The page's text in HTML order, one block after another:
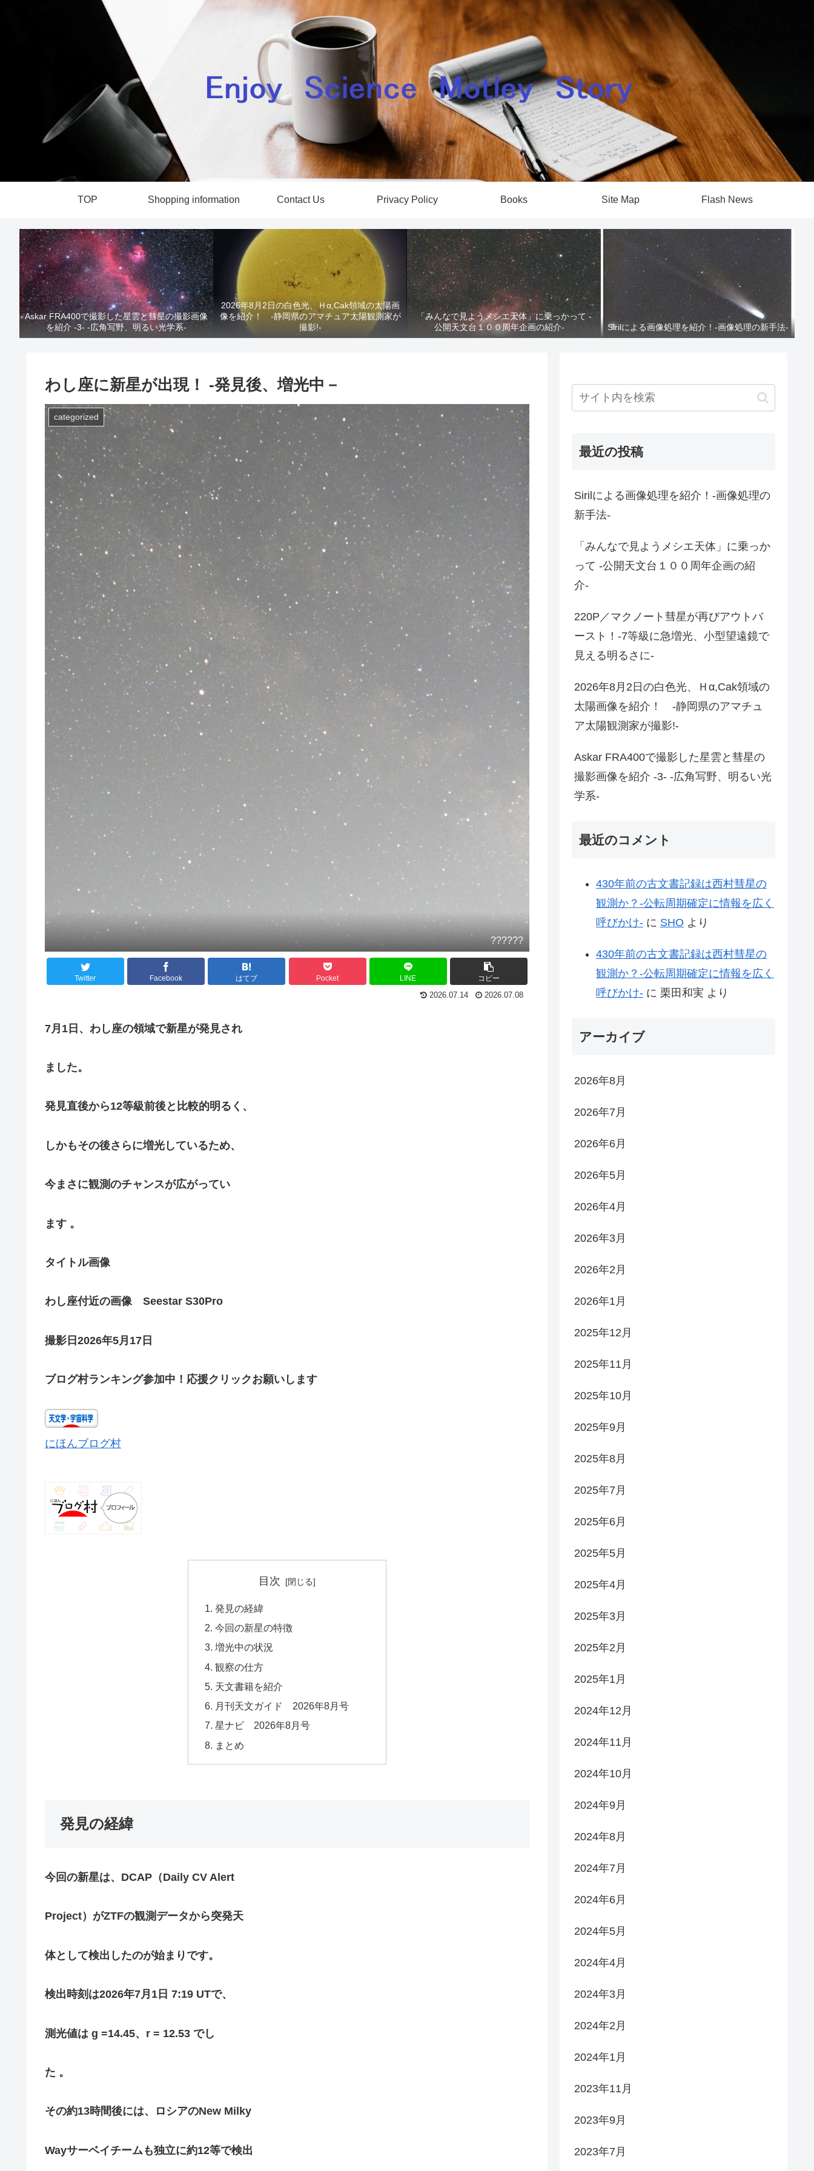
TOP Shopping information Contact Us Privacy Policy Books Site Map Flash News
Askar FRA400で撮影した星雲と彗星の撮影画像
を紹介 -3- -広角写野、明るい光学系-
2026年8月2日の白色光、Ｈα,Cak領域の太陽画
像を紹介！ -静岡県のアマチュア太陽観測家が
撮影!-
「みんなで見ようメシエ天体」に乗っかって -
公開天文台１００周年企画の紹介-
Sirilによる画像処理を紹介！-画像処理の新手法-
わし座に新星が出現！ -発見後、増光中－
categorized
??????
Twitter Facebook はてブ Pocket LINE コピー
2026.07.14 2026.07.08
7月1日、わし座の領域で新星が発見され
ました。
発見直後から12等級前後と比較的明るく、
しかもその後さらに増光しているため、
今まさに観測のチャンスが広がってい
ます 。
タイトル画像
わし座付近の画像 Seestar S30Pro
撮影日2026年5月17日
ブログ村ランキング参加中！応援クリックお願いします
にほんブログ村
目次
発見の経緯
今回の新星の特徴
増光中の状況
観察の仕方
天文書籍を紹介
月刊天文ガイド 2026年8月号
星ナビ 2026年8月号
まとめ
発見の経緯
今回の新星は、DCAP（Daily CV Alert
Project）がZTFの観測データから突発天
体として検出したのが始まりです。
検出時刻は2026年7月1日 7:19 UTで、
測光値は g =14.45、r = 12.53 でし
た 。
その約13時間後には、ロシアのNew Milky
Wayサーベイチームも独立に約12等で検出
最近の投稿
Sirilによる画像処理を紹介！-画像処理の
新手法-
「みんなで見ようメシエ天体」に乗っか
って -公開天文台１００周年企画の紹
介-
220P／マクノート彗星が再びアウトバ
ースト！-7等級に急増光、小型望遠鏡で
見える明るさに-
2026年8月2日の白色光、Ｈα,Cak領域の
太陽画像を紹介！ -静岡県のアマチュ
ア太陽観測家が撮影!-
Askar FRA400で撮影した星雲と彗星の
撮影画像を紹介 -3- -広角写野、明るい光
学系-
最近のコメント
430年前の古文書記録は西村彗星の
観測か？-公転周期確定に情報を広く
呼びかけ- に SHO より
430年前の古文書記録は西村彗星の
観測か？-公転周期確定に情報を広く
呼びかけ- に 栗田和実 より
アーカイブ
2026年8月
2026年7月
2026年6月
2026年5月
2026年4月
2026年3月
2026年2月
2026年1月
2025年12月
2025年11月
2025年10月
2025年9月
2025年8月
2025年7月
2025年6月
2025年5月
2025年4月
2025年3月
2025年2月
2025年1月
2024年12月
2024年11月
2024年10月
2024年9月
2024年8月
2024年7月
2024年6月
2024年5月
2024年4月
2024年3月
2024年2月
2024年1月
2023年11月
2023年9月
2023年7月